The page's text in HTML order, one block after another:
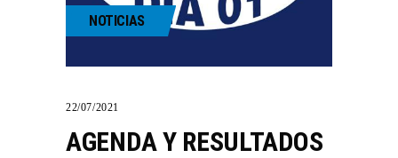
NOTICIAS
22/07/2021
AGENDA Y RESULTADOS